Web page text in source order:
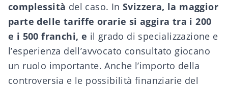
complessità del caso. InSvizzera, la maggior
parte delle tariffe orarie si aggira tra i 200
e i 500 franchi, e il grado di specializzazione e
l’esperienza dell’avvocato consultato giocano
un ruolo importante. Anche l’importo della
controversia e le possibilità finanziarie del